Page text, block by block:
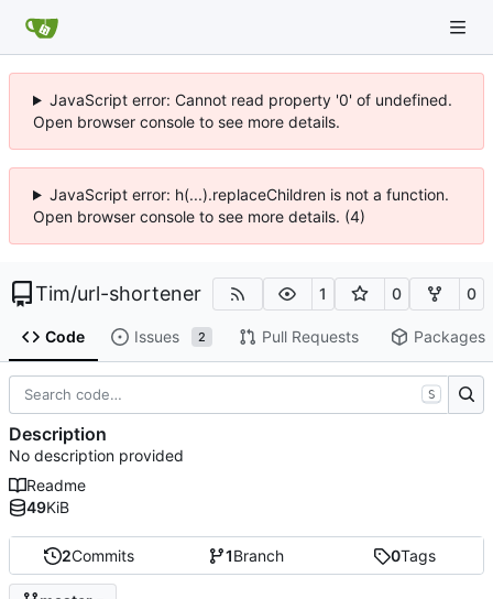
JavaScript error: Cannot read property '0' of undefined.
Open browser console to see more details.
JavaScript error: h(...).replaceChildren is not a function.
Open browser console to see more details. (4)
Tim/url-shortener 1 0 0
Code Issues 2 Pull Requests Packages
2Commits 1Branch 0Tags
S
Description
No description provided
Readme
49KiB